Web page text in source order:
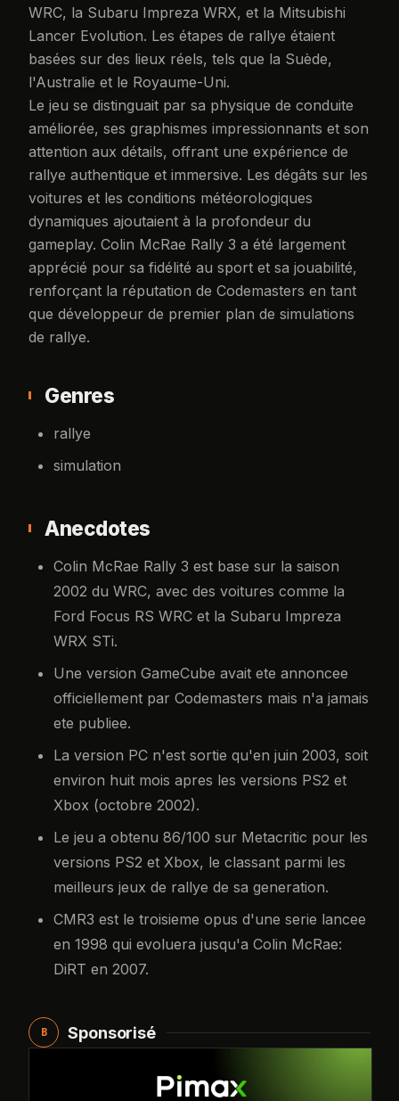
WRC, la Subaru Impreza WRX, et la Mitsubishi
Lancer Evolution. Les étapes de rallye étaient
basées sur des lieux réels, tels que la Suède,
l'Australie et le Royaume-Uni.
Le jeu se distinguait par sa physique de conduite
améliorée, ses graphismes impressionnants et son
attention aux détails, offrant une expérience de
rallye authentique et immersive. Les dégâts sur les
voitures et les conditions météorologiques
dynamiques ajoutaient à la profondeur du
gameplay. Colin McRae Rally 3 a été largement
apprécié pour sa fidélité au sport et sa jouabilité,
renforçant la réputation de Codemasters en tant
que développeur de premier plan de simulations
de rallye.
Genres
rallye
simulation
Anecdotes
Colin McRae Rally 3 est base sur la saison
2002 du WRC, avec des voitures comme la
Ford Focus RS WRC et la Subaru Impreza
WRX STi.
Une version GameCube avait ete annoncee
officiellement par Codemasters mais n'a jamais
ete publiee.
La version PC n'est sortie qu'en juin 2003, soit
environ huit mois apres les versions PS2 et
Xbox (octobre 2002).
Le jeu a obtenu 86/100 sur Metacritic pour les
versions PS2 et Xbox, le classant parmi les
meilleurs jeux de rallye de sa generation.
CMR3 est le troisieme opus d'une serie lancee
en 1998 qui evoluera jusqu'a Colin McRae:
DiRT en 2007.
B Sponsorisé